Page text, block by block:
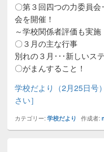
〇第３回四つの力委員
会を開催！
～学校関係者評価も実施
〇３月の主な行事
別れの３月･･･新しいス
〇がまんすること！
学校だより（2月25日号
さい］
カテゴリー:学校だより 作成者: